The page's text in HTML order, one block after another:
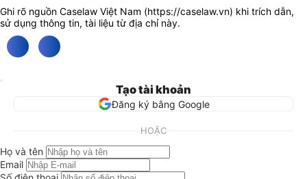
Ghi rõ nguồn Caselaw Việt Nam (https://caselaw.vn) khi trích dẫn,
sử dụng thông tin, tài liệu từ địa chỉ này.
Tạo tài khoản
Đăng ký bằng Google
HOẶC
Họ và tên
Email